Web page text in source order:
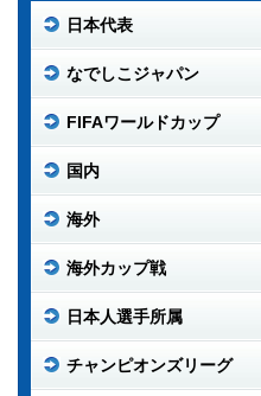
日本代表
なでしこジャパン
FIFAワールドカップ
国内
海外
海外カップ戦
日本人選手所属
チャンピオンズリーグ